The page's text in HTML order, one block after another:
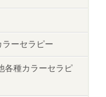
ーセラピー
各種カラーセラピ